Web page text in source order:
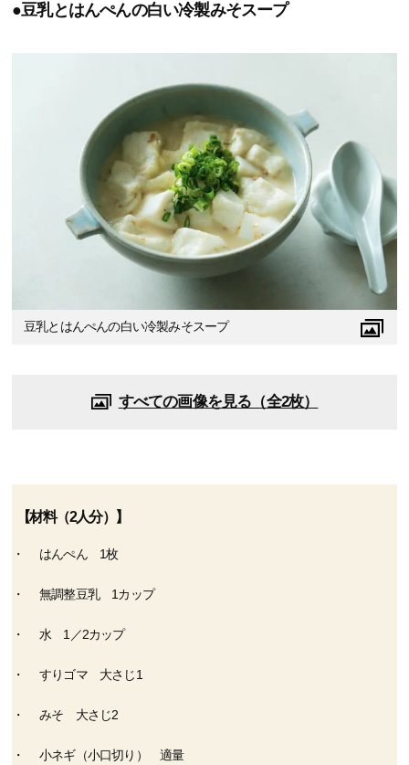
●豆乳とはんぺんの白い冷製みそスープ
豆乳とはんぺんの白い冷製みそスープ
すべての画像を見る（全2枚）
【材料（2人分）】
はんぺん 1枚
無調整豆乳 1カップ
水 1／2カップ
すりゴマ 大さじ1
みそ 大さじ2
小ネギ（小口切り） 適量